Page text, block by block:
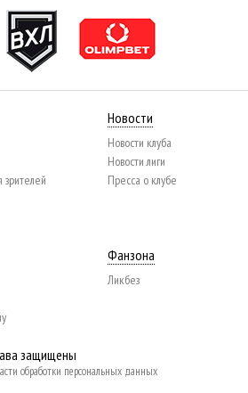
Новости
Новости клуба
Новости лиги
Пресса о клубе
Фанзона
Ликбез
защищены
обработки персональных данных